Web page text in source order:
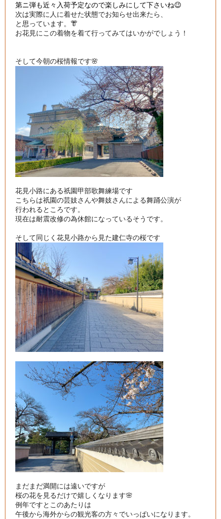
次は実際に人に着せた状態でお知らせ出来たら、
と思っています。👘
お花見にこの着物を着て行ってみてはいかがでしょう！
花見小路にある祇園甲部歌舞練場です
こちらは祇園の芸妓さんや舞妓さんによる舞踊公演が
行われるところです。
現在は耐震改修の為休館になっているそうです。
まだまだ満開には遠いですが
桜の花を見るだけで嬉しくなります🌸
例年ですとこのあたりは
午後から海外からの観光客の方々でいっぱいになります。